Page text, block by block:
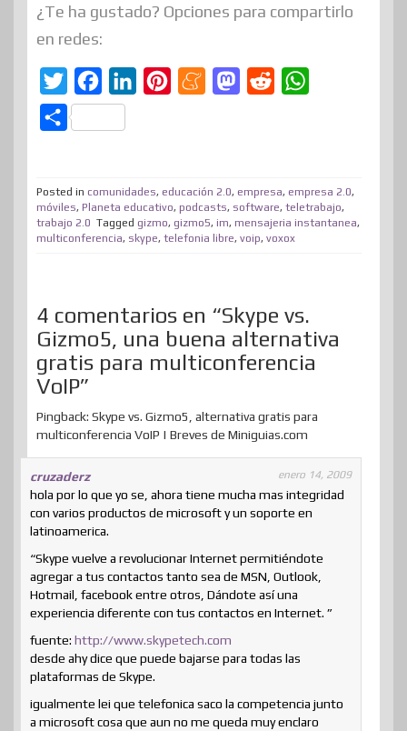
¿Te ha gustado? Opciones para compartirlo
en redes:
w
t
e
r
a
c
b
o
o
e
d
I
e
r
e
M
a
m
e
M
o
d
o
i
t
s
A
C
p
a
r
Posted in comunidades, educación 2.0, empresa, empresa 2.0,
móviles, Planeta educativo, podcasts, software, teletrabajo,
trabajo 2.0 Tagged gizmo, gizmo5, im, mensajeria instantanea,
multiconferencia, skype, telefonia libre, voip, voxox
4 comentarios en “Skype vs.
Gizmo5, una buena alternativa
gratis para multiconferencia
VoIP”
Pingback: Skype vs. Gizmo5, alternativa gratis para
multiconferencia VoIP | Breves de Miniguias.com
cruzaderz enero 14, 2009
hola por lo que yo se, ahora tiene mucha mas integridad
con varios productos de microsoft y un soporte en
latinoamerica.
“Skype vuelve a revolucionar Internet permitiéndote
agregar a tus contactos tanto sea de MSN, Outlook,
Hotmail, facebook entre otros, Dándote así una
experiencia diferente con tus contactos en Internet. ”
fuente:http://www.skypetech.com
desde ahy dice que puede bajarse para todas las
plataformas de Skype.
igualmente lei que telefonica saco la competencia junto
a microsoft cosa que aun no me queda muy enclaro